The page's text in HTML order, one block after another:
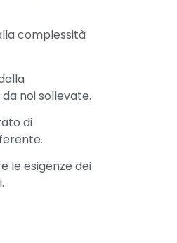
complessità
noi sollevate.
di
le esigenze dei